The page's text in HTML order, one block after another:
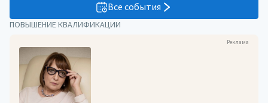
ПОВЫШЕНИЕ КВАЛИФИКАЦИИ
Реклама
Все события